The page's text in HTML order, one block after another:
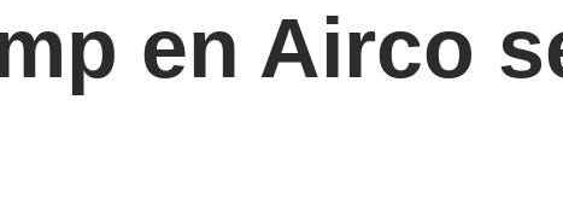
en Airco